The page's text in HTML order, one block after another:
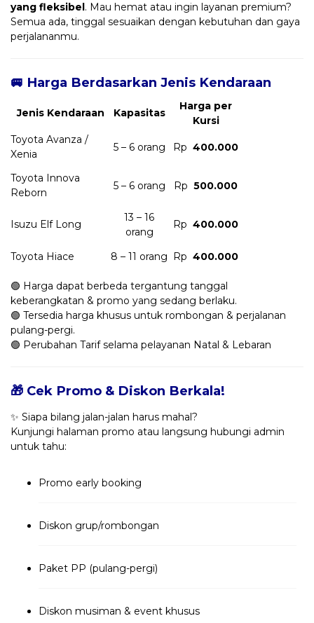
yang fleksibel. Mau hemat atau ingin layanan premium?
Semua ada, tinggal sesuaikan dengan kebutuhan dan gaya
perjalananmu.
🚐 Harga Berdasarkan Jenis Kendaraan
Jenis Kendaraan Kapasitas
Harga per
Kursi
Toyota Avanza /
Xenia
5 – 6 orang Rp 400.000
Toyota Innova
Reborn
5 – 6 orang Rp 500.000
Isuzu Elf Long
13 – 16
orang
Rp 400.000
Toyota Hiace 8 – 11 orang Rp 400.000
🟢 Harga dapat berbeda tergantung tanggal
keberangkatan & promo yang sedang berlaku.
🟢 Tersedia harga khusus untuk rombongan & perjalanan
pulang-pergi.
🟢 Perubahan Tarif selama pelayanan Natal & Lebaran
🎁 Cek Promo & Diskon Berkala!
✨ Siapa bilang jalan-jalan harus mahal?
Kunjungi halaman promo atau langsung hubungi admin
untuk tahu:
Promo early booking
Diskon grup/rombongan
Paket PP (pulang-pergi)
Diskon musiman & event khusus